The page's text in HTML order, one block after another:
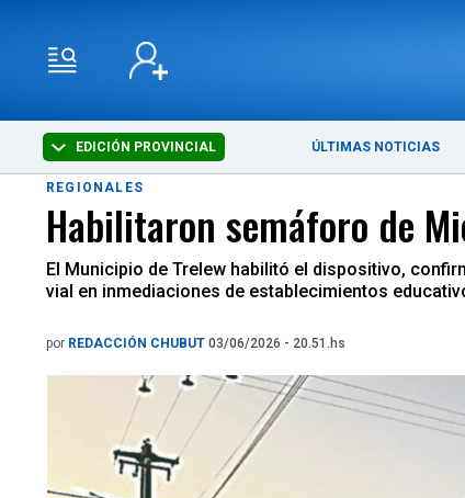
EDICIÓN PROVINCIAL ÚLTIMAS NOTICIAS
REGIONALES
Habilitaron semáforo de
El Municipio de Trelew habilitó el dispositivo,
vial en inmediaciones de establecimientos
por REDACCIÓN CHUBUT 03/06/2026 - 20.51.hs